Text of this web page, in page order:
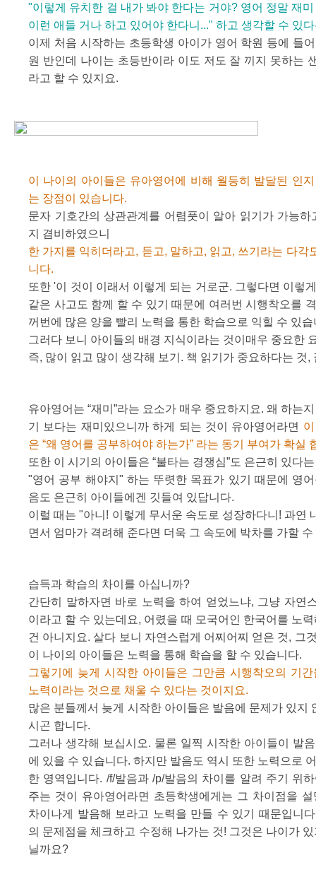
"이렇게 유치한 걸 내가 봐야 한다는 거야? 영어 정말 재
이런 애들 거나 하고 있어야 한다니..." 하고 생각할 수 있
이제 처음 시작하는 초등학생 아이가 영어 학원 등에 들
원 반인데 나이는 초등반이라 이도 저도 잘 끼지 못하는
라고 할 수 있지요.
이 나이의 아이들은 유아영어에 비해 월등히 발달된 인
는 장점이 있습니다.
문자 기호간의 상관관계를 어렴풋이 알아 읽기가 가능
지 겸비하였으니
한 가지를 익히더라고, 듣고, 말하고, 읽고, 쓰기라는 다각
니다.
또한 '이 것이 이래서 이렇게 되는 거로군. 그렇다면 이렇
같은 사고도 함께 할 수 있기 때문에 여러번 시행착오를
꺼번에 많은 양을 빨리 노력을 통한 학습으로 익힐 수 있습
그러다 보니 아이들의 배경 지식이라는 것이매우 중요한
즉, 많이 읽고 많이 생각해 보기. 책 읽기가 중요하다는 것,
유아영어는 “재미”라는 요소가 매우 중요하지요. 왜 하는
기 보다는 재미있으니까 하게 되는 것이 유아영어라면
은 “왜 영어를 공부하여야 하는가” 라는 동기 부여가 확실
또한 이 시기의 아이들은 “불타는 경쟁심”도 은근히 있다
"영어 공부 해야지" 하는 뚜렷한 목표가 있기 때문에 영
음도 은근히 아이들에겐 깃들여 있답니다.
이럴 때는 "아니! 이렇게 무서운 속도로 성장하다니! 과연
면서 엄마가 격려해 준다면 더욱 그 속도에 박차를 가할
습득과 학습의 차이를 아십니까?
간단히 말하자면 바로 노력을 하여 얻었느냐, 그냥 자연
이라고 할 수 있는데요, 어렸을 때 모국어인 한국어를 노
건 아니지요. 살다 보니 자연스럽게 어찌어찌 얻은 것, 그
이 나이의 아이들은 노력을 통해 학습을 할 수 있습니다.
그렇기에 늦게 시작한 아이들은 그만큼 시행착오의 기
노력이라는 것으로 채울 수 있다는 것이지요.
많은 분들께서 늦게 시작한 아이들은 발음에 문제가 있지
시곤 합니다.
그러나 생각해 보십시오. 물론 일찍 시작한 아이들이 발
에 있을 수 있습니다. 하지만 발음도 역시 또한 노력으로
한 영역입니다. /f/발음과 /p/발음의 차이를 알려 주기 위
주는 것이 유아영어라면 초등학생에게는 그 차이점을
차이나게 발음해 보라고 노력을 만들 수 있기 때문입니
의 문제점을 체크하고 수정해 나가는 것! 그것은 나이가
닐까요?